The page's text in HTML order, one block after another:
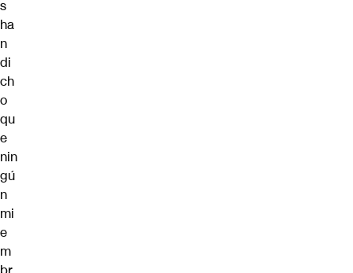
s
ha
n
di
ch
o
qu
e
nin
gú
n
mi
e
m